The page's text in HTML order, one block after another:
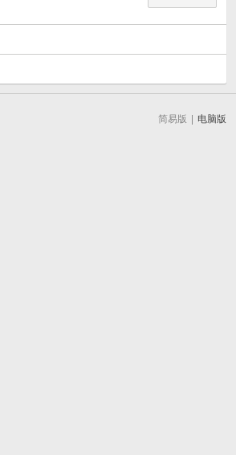
简易版 电脑版